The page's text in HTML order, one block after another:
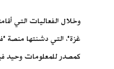
وخلال الفعاليات التي
غزة"، التي دشنتها منصة
كمصدر للمعلومات وحيد